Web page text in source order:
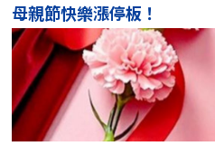
母親節快樂漲停板！